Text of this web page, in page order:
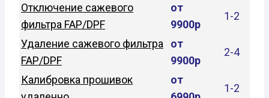
Отключение сажевого
фильтра FAP/DPF
от
9900р
1-2
Удаление сажевого фильтра
FAP/DPF
от
9900р
2-4
Калибровка прошивок
от
1-2